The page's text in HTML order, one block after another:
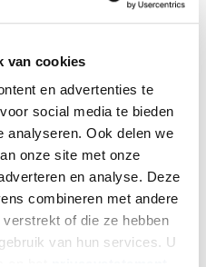
van cookies
en advertenties te
social media te bieden
analyseren. Ook delen we
onze site met onze
en analyse. Deze
combineren met andere
of die ze hebben
van hun services. U
*. Het e-mailadres wordt niet
gehouden wil worden.